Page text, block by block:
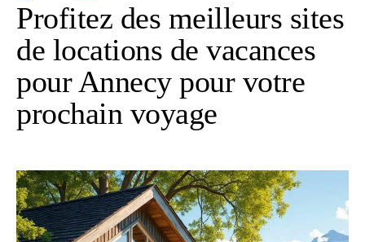
Profitez des meilleurs sites
de locations de vacances
pour Annecy pour votre
prochain voyage